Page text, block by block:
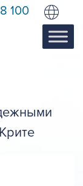
100